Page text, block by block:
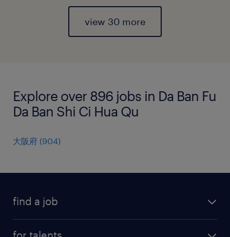
view 30 more
Explore over 896 jobs in Da Ban Fu
Da Ban Shi Ci Hua Qu
大阪府 (904)
find a job